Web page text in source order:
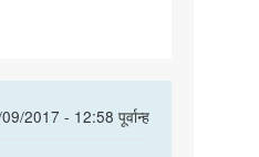
2017 - 12:58 पूर्वान्ह